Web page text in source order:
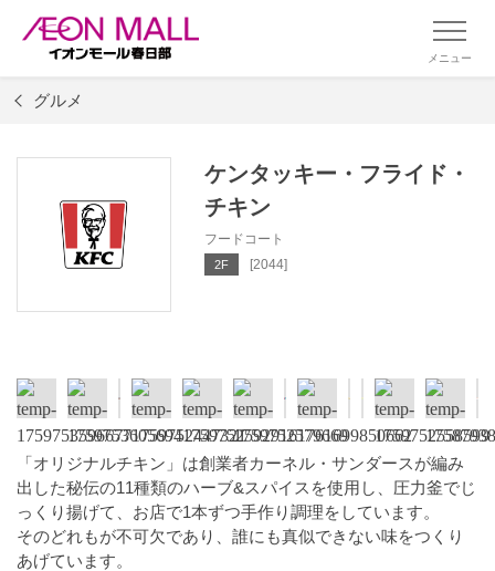
メニュー
グルメ
ケンタッキー・フライド・
チキン
フードコート
2F [2044]
「オリジナルチキン」は創業者カーネル・サンダースが編み
出した秘伝の11種類のハーブ&スパイスを使用し、圧力釜でじ
っくり揚げて、お店で1本ずつ手作り調理をしています。
そのどれもが不可欠であり、誰にも真似できない味をつくり
あげています。